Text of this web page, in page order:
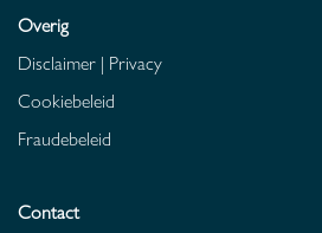
Overig
Disclaimer | Privacy
Cookiebeleid
Fraudebeleid
Contact